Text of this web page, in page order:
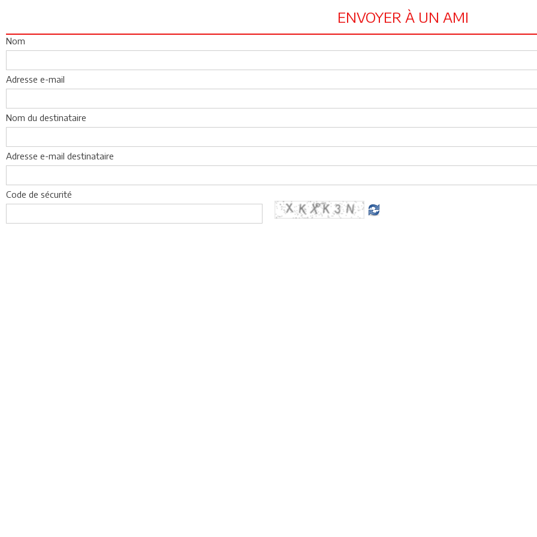
ENVOYER À UN AMI
Nom
Adresse e-mail
Nom du destinataire
Adresse e-mail destinataire
Code de sécurité